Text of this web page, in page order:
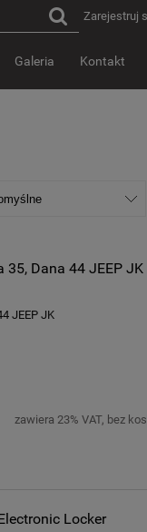
Zarejestruj
Galeria Kontakt
35, Dana 44 JEEP JK
JEEP JK
zawiera 23% VAT, bez
Locker